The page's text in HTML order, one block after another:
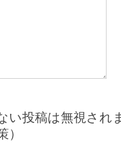
い投稿は無視され